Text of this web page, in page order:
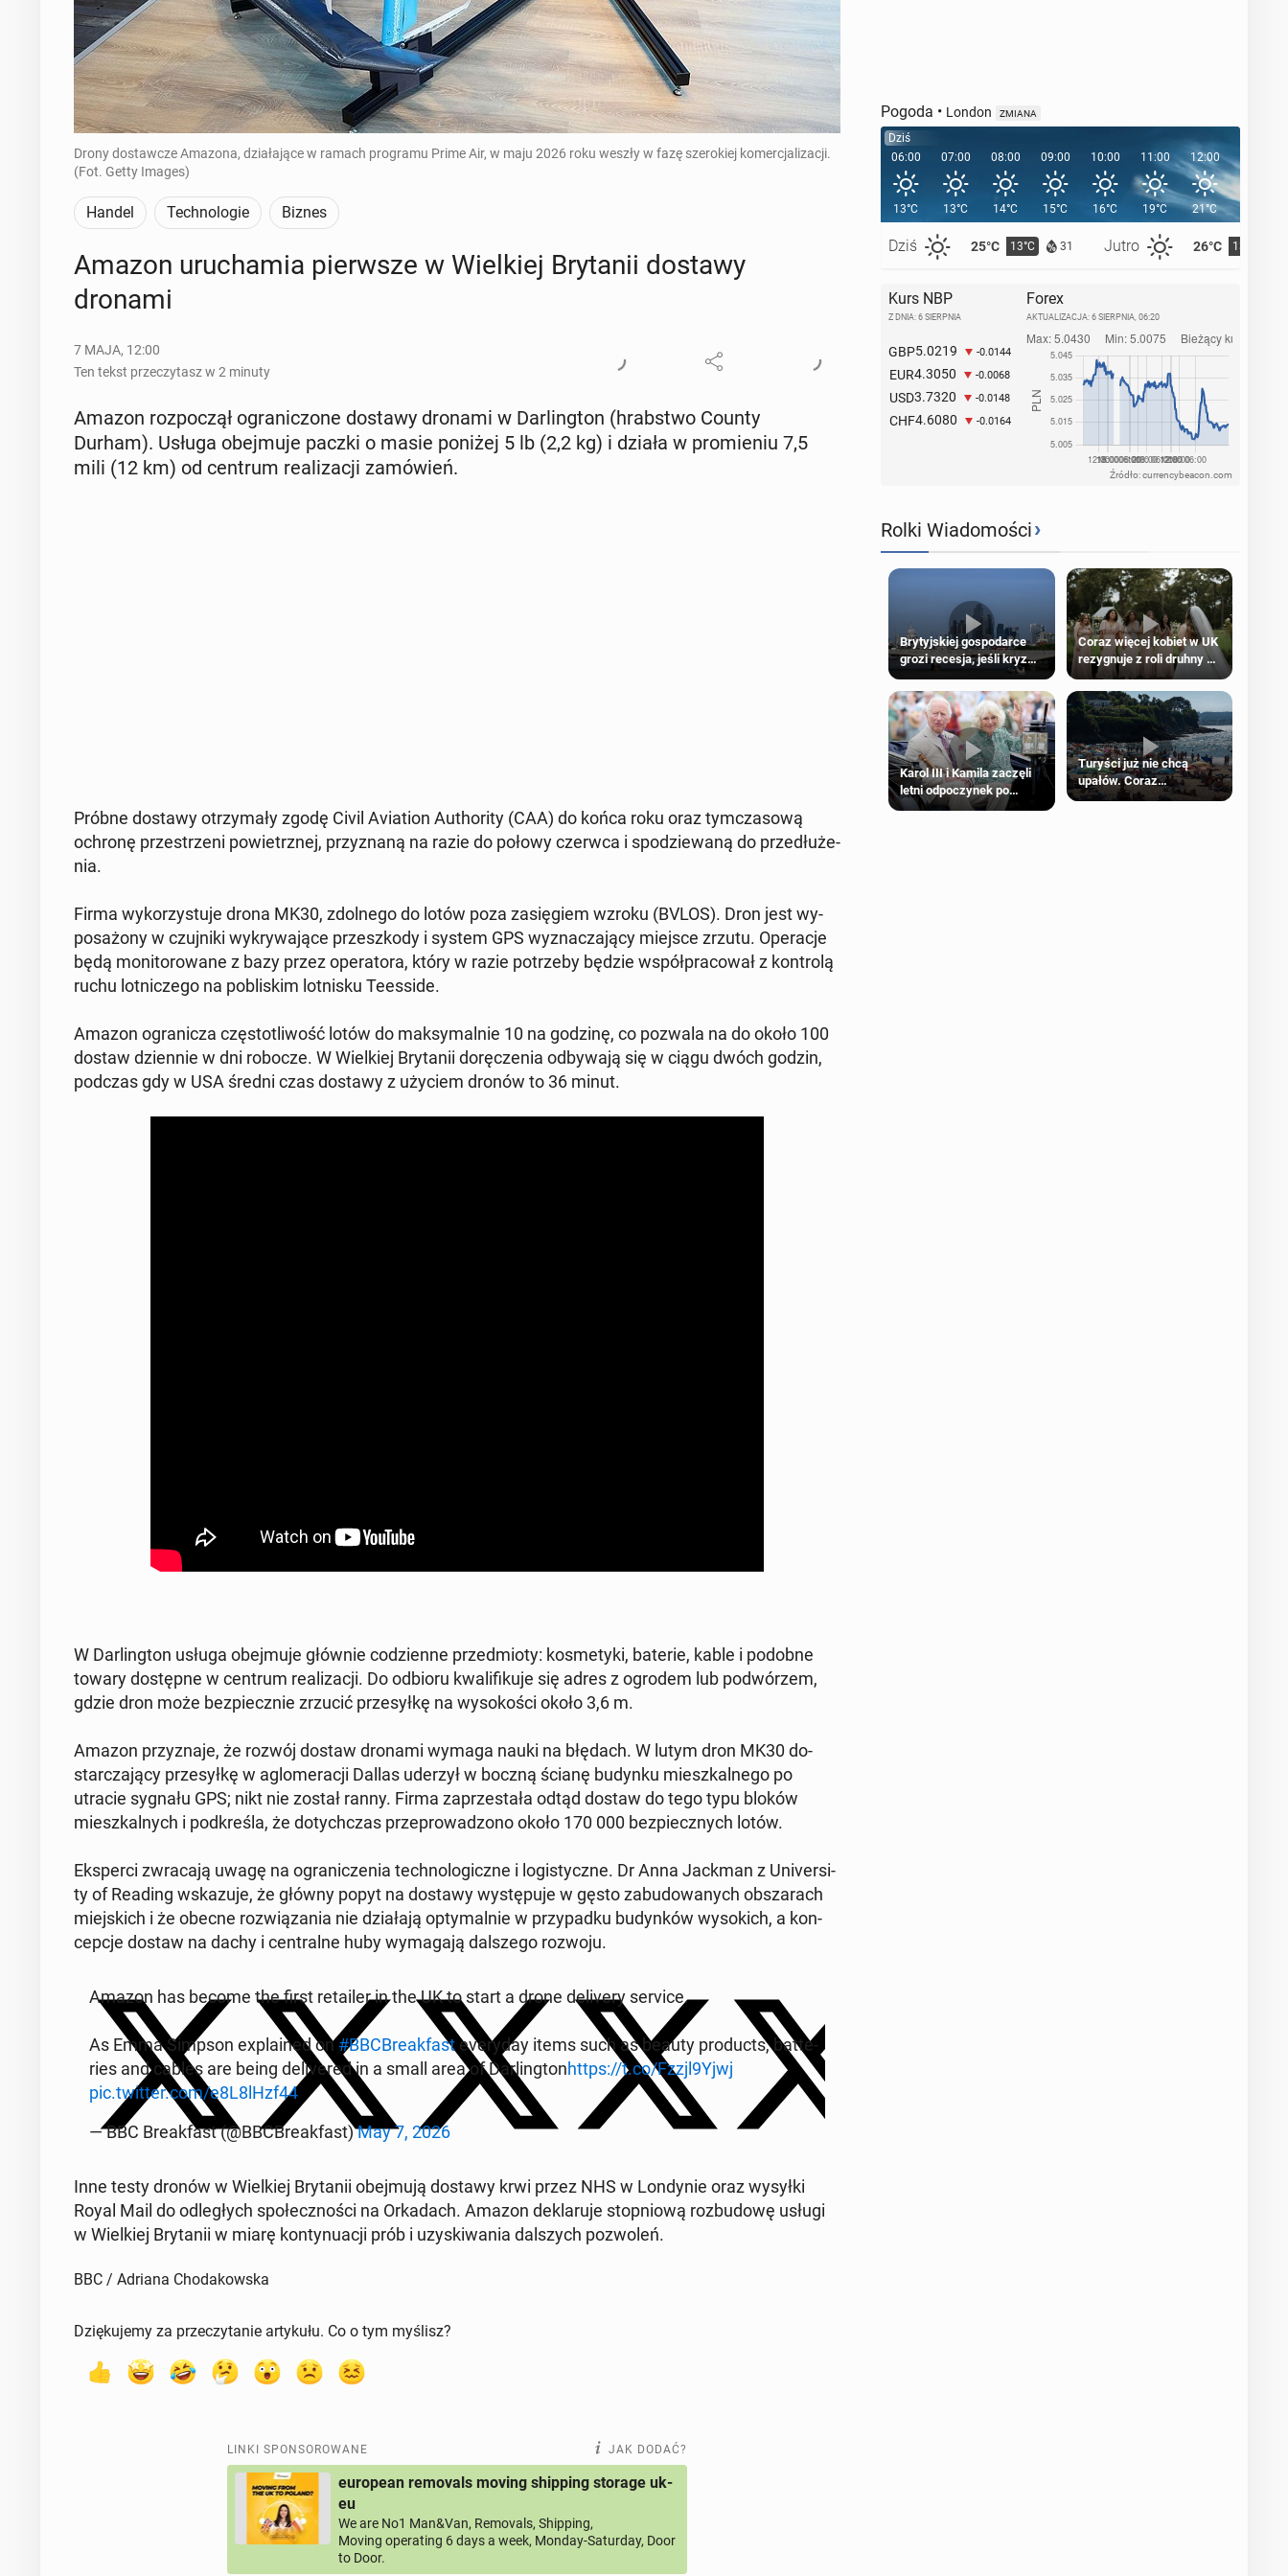
Drony dostawcze Amazona, działające w ramach programu Prime Air, w maju 2026 roku weszły w fazę szerokiej komercjalizacji.
(Fot. Getty Images)
Handel Technologie Biznes
Amazon uru­cha­mia pierw­sze w Wiel­kiej Bry­ta­nii dostawy
dronami
7 MAJA, 12:00
Ten tekst przeczytasz w 2 minuty
Amazon roz­po­czął ogra­ni­czo­ne dostawy dronami w Dar­ling­ton (hrab­stwo County
Durham). Usługa obej­mu­je paczki o masie poniżej 5 lb (2,2 kg) i działa w pro­mie­niu 7,5
mili (12 km) od centrum re­ali­za­cji za­mó­wień.
Próbne dostawy otrzy­ma­ły zgodę Civil Avia­tion Au­tho­ri­ty (CAA) do końca roku oraz tym­cza­so­wą
ochronę prze­strze­ni po­wietrz­nej, przy­zna­ną na razie do połowy czerwca i spo­dzie­wa­ną do prze­dłu­że­
nia.
Firma wy­ko­rzy­stu­je drona MK30, zdol­ne­go do lotów poza za­się­giem wzroku (BVLOS). Dron jest wy­
po­sa­żo­ny w czuj­ni­ki wy­kry­wa­ją­ce prze­szko­dy i system GPS wy­zna­cza­ją­cy miejsce zrzutu. Ope­ra­cje
będą mo­ni­to­ro­wa­ne z bazy przez ope­ra­to­ra, który w razie po­trze­by będzie współ­pra­co­wał z kon­tro­lą
ruchu lot­ni­cze­go na po­bli­skim lot­ni­sku Te­es­si­de.
Amazon ogra­ni­cza czę­sto­tli­wość lotów do mak­sy­mal­nie 10 na godzinę, co pozwala na do około 100
dostaw dzien­nie w dni robocze. W Wiel­kiej Bry­ta­nii do­rę­cze­nia od­by­wa­ją się w ciągu dwóch godzin,
podczas gdy w USA średni czas dostawy z użyciem dronów to 36 minut.
W Dar­ling­ton usługa obej­mu­je głównie co­dzien­ne przed­mio­ty: ko­sme­ty­ki, baterie, kable i podobne
towary do­stęp­ne w centrum re­ali­za­cji. Do odbioru kwa­li­fi­ku­je się adres z ogrodem lub po­dwó­rzem,
gdzie dron może bez­piecz­nie zrzucić prze­sył­kę na wy­so­ko­ści około 3,6 m.
Amazon przy­zna­je, że rozwój dostaw dronami wymaga nauki na błędach. W lutym dron MK30 do­
star­cza­ją­cy prze­sył­kę w aglo­me­ra­cji Dallas uderzył w boczną ścianę budynku miesz­kal­ne­go po
utracie sygnału GPS; nikt nie został ranny. Firma za­prze­sta­ła odtąd dostaw do tego typu bloków
miesz­kal­nych i pod­kre­śla, że do­tych­czas prze­pro­wa­dzo­no około 170 000 bez­piecz­nych lotów.
Eks­per­ci zwra­ca­ją uwagę na ogra­ni­cze­nia tech­no­lo­gicz­ne i lo­gi­stycz­ne. Dr Anna Jackman z Uni­ver­si­
ty of Reading wska­zu­je, że główny popyt na dostawy wy­stę­pu­je w gęsto za­bu­do­wa­nych ob­sza­rach
miej­skich i że obecne roz­wią­za­nia nie dzia­ła­ją opty­mal­nie w przy­pad­ku bu­dyn­ków wy­so­kich, a kon­
cep­cje dostaw na dachy i cen­tral­ne huby wy­ma­ga­ją dal­sze­go rozwoju.
Amazon has become the first re­ta­iler in the UK to start a drone de­li­ve­ry service.
As Emma Simpson expla­ined on#BBC­Bre­ak­fasteve­ry­day items such as beauty pro­ducts, bat­te­
ries and cables are being de­li­ve­red in a small area of Dar­ling­tonhttps://t.co/Fzzjl9Yjwj
pic.twitter.com/e8L8lHzf44
— BBC Bre­ak­fast (@BBC­Bre­ak­fast)May 7, 2026
Inne testy dronów w Wiel­kiej Bry­ta­nii obej­mu­ją dostawy krwi przez NHS w Lon­dy­nie oraz wysyłki
Royal Mail do od­le­głych spo­łecz­no­ści na Or­ka­dach. Amazon de­kla­ru­je stop­nio­wą roz­bu­do­wę usługi
w Wiel­kiej Bry­ta­nii w miarę kon­ty­nu­acji prób i uzy­ski­wa­nia dal­szych po­zwo­leń.
BBC / Adriana Chodakowska
Dziękujemy za przeczytanie artykułu. Co o tym myślisz?
LINKI SPONSOROWANE JAK DODAĆ?
european removals moving shipping storage uk-
eu
We are No1 Man&Van, Removals, Shipping,
Moving operating 6 days a week, Monday-Saturday, Door
to Door.
Pogoda • London ZMIANA
Dziś
06:00
13°C
Dziś 25°C 13°C 31 Jutro 26°C 13°C
07:00
13°C
08:00
14°C
09:00
15°C
10:00
16°C
11:00
19°C
12:00
21°C
13:00
Kurs NBP
Z DNIA: 6 SIERPNIA
GBP5.0219 -0.0144
EUR4.3050 -0.0068
USD3.7320 -0.0148
CHF4.6080 -0.0164
Forex
AKTUALIZACJA: 6 SIERPNIA, 06:20
Źródło: currencybeacon.com
Rolki Wiadomości›
Brytyjskiej gospodarce
grozi recesja, jeśli kryzys
na Bliskim Wschodzie się
przedłuży
Coraz więcej kobiet w UK
rezygnuje z roli druhny na
ślubie
Karol III i Kamila zaczęli
letni odpoczynek po
Igrzyskach Wspólnoty w
Turyści już nie chcą
upałów. Coraz
popularniejsze